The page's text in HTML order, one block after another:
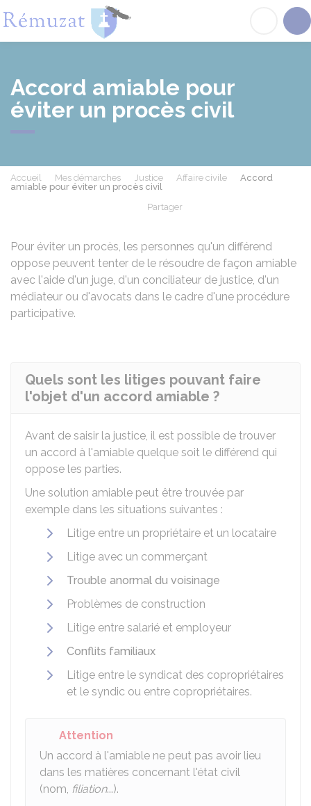
Accord amiable pour
éviter un procès civil
Accueil Mes démarches Justice Affaire civile
Accord
amiable pour éviter un procès civil
Partager
Pour éviter un procès, les personnes qu'un différend
oppose peuvent tenter de le résoudre de façon amiable
avec l'aide d'un juge, d'un conciliateur de justice, d'un
médiateur ou d'avocats dans le cadre d'une procédure
participative.
Quels sont les litiges pouvant faire
l'objet d'un accord amiable ?
Avant de saisir la justice, il est possible de trouver
un accord à l'amiable quelque soit le différend qui
oppose les parties.
Une solution amiable peut être trouvée par
exemple dans les situations suivantes :
Litige entre un propriétaire et un locataire
Litige avec un commerçant
Trouble anormal du voisinage
Problèmes de construction
Litige entre salarié et employeur
Conflits familiaux
Litige entre le syndicat des copropriétaires
et le syndic ou entre copropriétaires.
Attention
Un accord à l'amiable ne peut pas avoir lieu
dans les matières concernant l'état civil
(nom, filiation...).